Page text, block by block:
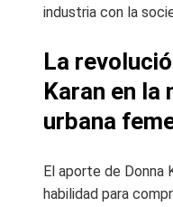
industria con la
La
Karan en la
urbana
El aporte de Donna
habilidad para